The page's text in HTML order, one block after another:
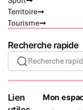
Territoire
Tourisme
Recherche rapide
Recherche
Lien
Mon